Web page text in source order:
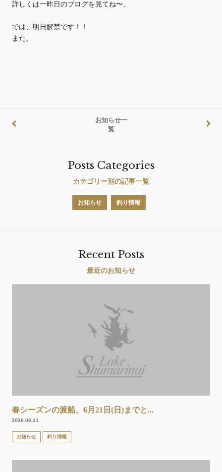
詳しくは一昨日のブログを見てね〜。
では、明日解禁です！！
また。
お知らせ一
覧
Posts Categories
カテゴリー別の記事一覧
お知らせ 釣り情報
Recent Posts
最近のお知らせ
春シーズンの渡船、6月21日(日)までと...
2026.06.21
お知らせ 釣り情報